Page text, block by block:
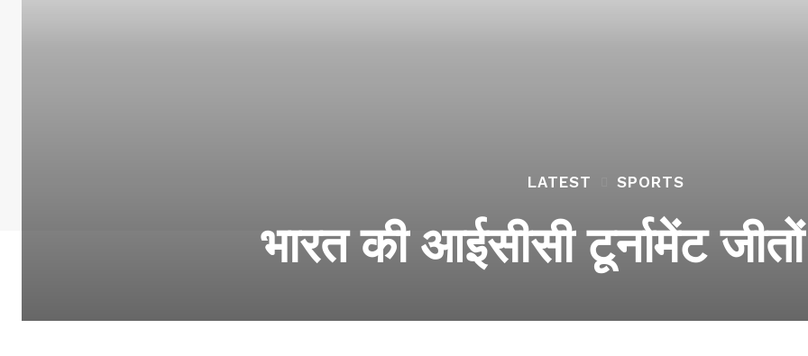
LATEST SPORTS
भारत की आईसीसी टूर्नामेंट